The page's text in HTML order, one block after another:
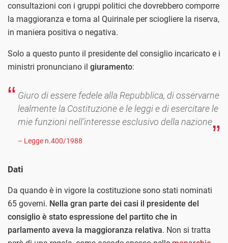
consultazioni con i gruppi politici che dovrebbero comporre
la maggioranza e torna al Quirinale per sciogliere la riserva,
in maniera positiva o negativa.
Solo a questo punto il presidente del consiglio incaricato e i
ministri pronunciano il giuramento:
Giuro di essere fedele alla Repubblica, di osservarne
lealmente la Costituzione e le leggi e di esercitare le
mie funzioni nell’interesse esclusivo della nazione
– Legge n.400/1988
Dati
Da quando è in vigore la costituzione sono stati nominati
65 governi. Nella gran parte dei casi il presidente del
consiglio è stato espressione del partito che in
parlamento aveva la maggioranza relativa. Non si tratta